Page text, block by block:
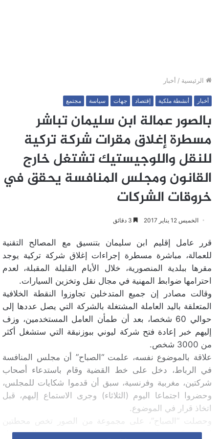
الرئيسية / أخبار
أخبار أنشطة ملكية إقتصاد جهات سياسة مجتمع
بالصور عمالة ابن سليمان تباشر
مسطرة إغلاق مقرات شركة تركية
للنقل واللوجيستيك تشتغل خارج
القانون ومجلس المنافسة يحقق في
خروقات الشركات
الخميس 12 يناير 2017
قرر عامل إقليم ابن سليمان بتنسيق مع المصالح التقنية
للعمالة، مباشرة مسطرة إجراءات إغلاق شركة تركية يوجد
مقرها ببلدية المنصورية، خلال الأيام القليلة المقبلة، لعدم
احترامها ضوابط المهنية في مجال نقل وتخزين السيارات.
وقالت مصادر إن جميع المتدخلين تجاوزوا النقطة الخلافية
المتعلقة باليد العاملة المشتغلة بالشركة التي يصل عددها إلى
حوالي 60 شخصا، بعد أن طمأن العامل المستخدمين، وزف
إليهم خبر إعادة فتح شركة ليوني ببوزنيقة التي ستشغل أكثر
من 3000 شخص.
علاقة بالموضوع نفسه، علمت “الصباح” أن مجلس المنافسة
في الرباط، دخل على خط القضية وقام باستدعاء أصحاب
شركتين، مغربية وفرنسية، سبق أن قدموا شكايات للمجلس،
وحضروا اجتماعا اليوم (الثلاثاء) وجرى الاستماع إليهم، قبل
اتخاذ قرار في الموضوع.
وحصلت “الصباح”، على مجموعة من الصور تخص محطتين
لوجيستيكيتين لشركة تركية متخصصة في مجال النقل